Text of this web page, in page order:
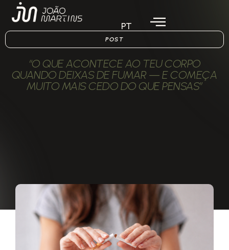
PT
POST
“O QUE ACONTECE AO TEU CORPO
QUANDO DEIXAS DE FUMAR — E COMEÇA
MUITO MAIS CEDO DO QUE PENSAS”